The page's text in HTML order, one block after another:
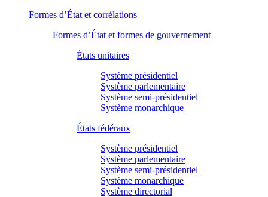
Formes d’État et corrélations
Formes d’État et formes de gouvernement
États unitaires
Système présidentiel
Système parlementaire
Système semi-présidentiel
Système monarchique
États fédéraux
Système présidentiel
Système parlementaire
Système semi-présidentiel
Système monarchique
Système directorial